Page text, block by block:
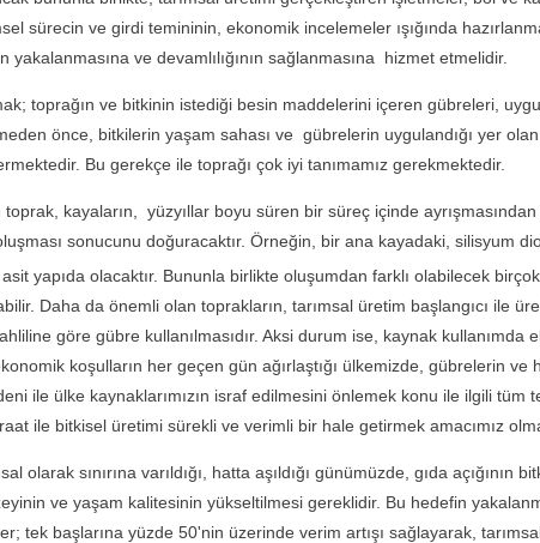
sürecin ve girdi temininin, ekonomik incelemeler ışığında
ve devamlılığının sağlanmasına hizmet etmelidir.
ve bitkinin istediği besin maddelerini içeren gübreleri,
önce, bitkilerin yaşam sahası ve gübrelerin uygulandığı yer
Bu gerekçe ile toprağı çok iyi tanımamız gerekmektedir.
kayaların, yüzyıllar boyu süren bir süreç içinde ayrışmasından
sonucunu doğuracaktır. Örneğin, bir ana kayadaki, silisyum
yapıda olacaktır. Bununla birlikte oluşumdan farklı olabilecek
Daha da önemli olan toprakların, tarımsal üretim başlangıcı ile
göre gübre kullanılmasıdır. Aksi durum ise, kaynak kullanımda
koşulların her geçen gün ağırlaştığı ülkemizde, gübrelerin ve
ile ülke kaynaklarımızın israf edilmesini önlemek konu ile ilgili tüm
ile bitkisel üretimi sürekli ve verimli bir hale getirmek amacımız
sınırına varıldığı, hatta aşıldığı günümüzde, gıda
ve yaşam kalitesinin yükseltilmesi gereklidir. Bu hedefin
tek başlarına yüzde 50'nin üzerinde verim artışı sağlayarak,